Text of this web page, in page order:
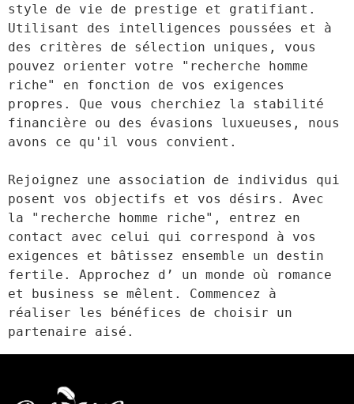
style de vie de prestige et gratifiant.
Utilisant des intelligences poussées et à
des critères de sélection uniques, vous
pouvez orienter votre "recherche homme
riche" en fonction de vos exigences
propres. Que vous cherchiez la stabilité
financière ou des évasions luxueuses, nous
avons ce qu'il vous convient.
Rejoignez une association de individus qui
posent vos objectifs et vos désirs. Avec
la "recherche homme riche", entrez en
contact avec celui qui correspond à vos
exigences et bâtissez ensemble un destin
fertile. Approchez d’ un monde où romance
et business se mêlent. Commencez à
réaliser les bénéfices de choisir un
partenaire aisé.